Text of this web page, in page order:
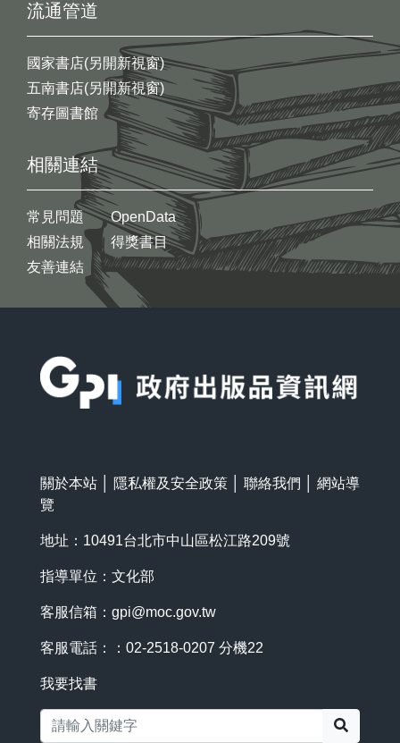
流通管道
國家書店(另開新視窗)
五南書店(另開新視窗)
寄存圖書館
相關連結
常見問題
相關法規
友善連結
OpenData
得獎書目
關於本站 隱私權及安全政策 聯絡我們
網站導
覽
地址：10491台北市中山區松江路209號
指導單位：文化部
客服信箱： gpi@moc.gov.tw
客服電話：：02-2518-0207 分機22
我要找書